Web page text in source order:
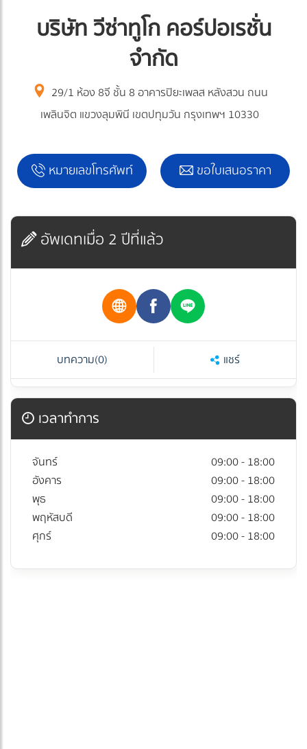
บริษัท วีซ่าทูโก คอร์ปอเรชั่น
จำกัด
29/1 ห้อง 8จี ชั้น 8 อาคารปิยะเพลส หลังสวน ถนน
เพลินจิต แขวงลุมพินี เขตปทุมวัน กรุงเทพฯ 10330
หมายเลขโทรศัพท์ ขอใบเสนอราคา
อัพเดทเมื่อ 2 ปีที่แล้ว
บทความ(0) แชร์
เวลาทำการ
จันทร์
09:00 - 18:00
อังคาร
09:00 - 18:00
พุธ
09:00 - 18:00
พฤหัสบดี
09:00 - 18:00
ศุกร์
09:00 - 18:00